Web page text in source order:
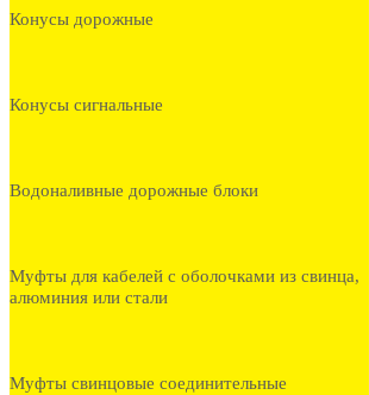
Конусы дорожные
Конусы сигнальные
Водоналивные дорожные блоки
Муфты для кабелей с оболочками из свинца,
алюминия или стали
Муфты свинцовые соединительные